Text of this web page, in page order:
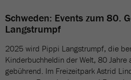
Schweden: Events zum 80.
Langstrumpf
2025 wird Pippi Langstrumpf, die
Kinderbuchheldin der Welt, 80
gebührend. Im Freizeitpark Astrid